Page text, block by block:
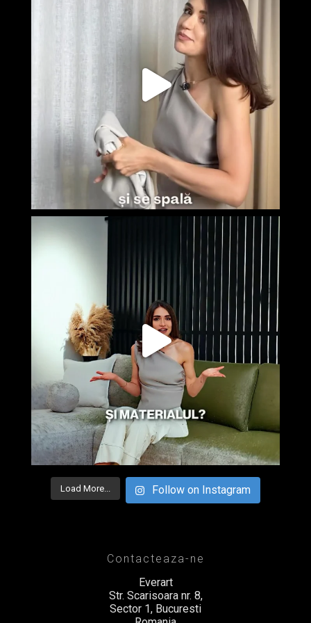
Load More... Follow on Instagram
Contacteaza-ne
Everart
Str. Scarisoara nr. 8,
Sector 1, Bucuresti